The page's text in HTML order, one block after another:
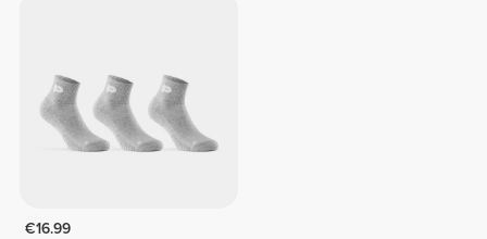
€16.99